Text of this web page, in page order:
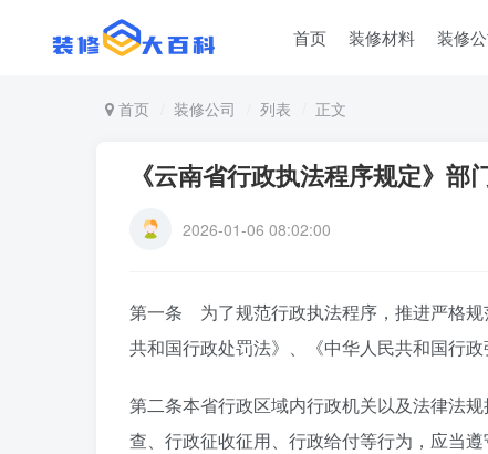
首页 装修材料 装修
首页 装修公司 列表 正文
《云南省行政执法程序规定》部
2026-01-06 08:02:00
第一条 为了规范行政执法程序，推进严格规
共和国行政处罚法》、《中华人民共和国行
第二条本省行政区域内行政机关以及法律法
查、行政征收征用、行政给付等行为，应当遵